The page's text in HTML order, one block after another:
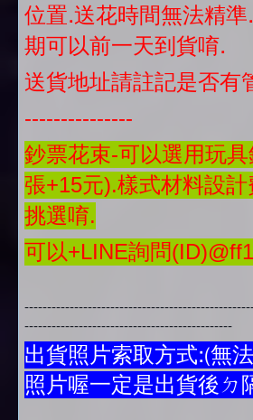
位置.送花時間無法精準
期可以前一天到貨唷.
送貨地址請註記是否有
---------------
鈔票花束-可以選用玩
張+15元).樣式材料設
挑選唷.
可以+LINE詢問
----------------------------------------------
出貨照片索取方式:(無
照片喔一定是出貨後ㄉ